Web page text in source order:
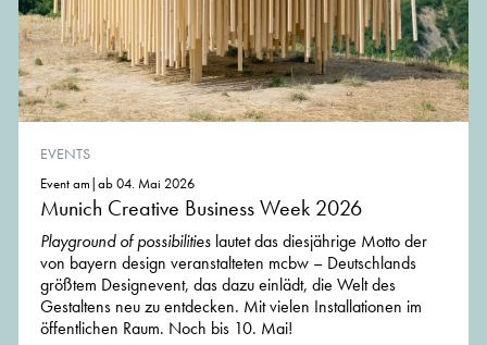
EVENTS
Event am|ab 04. Mai 2026
Munich Creative Business Week 2026
Playground of possibilities lautet das diesjährige Motto der
von bayern design veranstalteten mcbw – Deutschlands
größtem Designevent, das dazu einlädt, die Welt des
Gestaltens neu zu entdecken. Mit vielen Installationen im
öffentlichen Raum. Noch bis 10. Mai!